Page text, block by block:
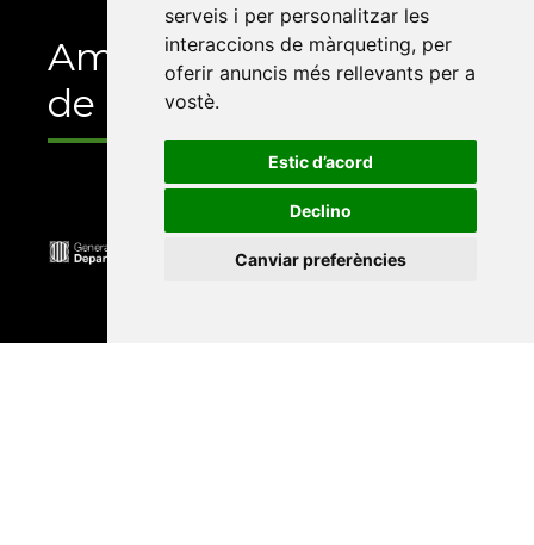
serveis i per personalitzar les
interaccions de màrqueting, per
oferir anuncis més rellevants per a
vostè.
Estic d’acord
Declino
Canviar preferències
Amb el suport
de